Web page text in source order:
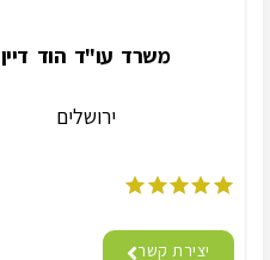
משרד עו"ד הוד דיין
ירושלים
יצירת קשר